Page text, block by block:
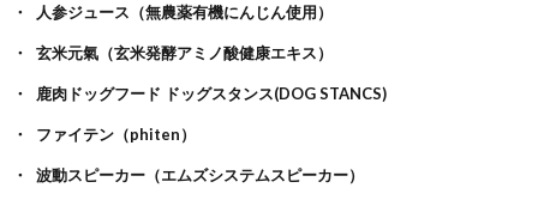
人参ジュース（無農薬有機にんじん使用）
玄米元氣（玄米発酵アミノ酸健康エキス）
鹿肉ドッグフード ドッグスタンス(DOG STANCS)
ファイテン（phiten）
波動スピーカー（エムズシステムスピーカー）